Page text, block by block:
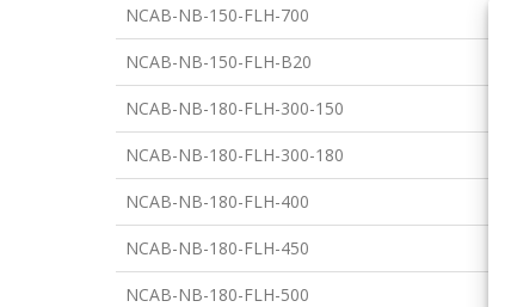
NCAB-NB-150-FLH-700
NCAB-NB-150-FLH-B20
NCAB-NB-180-FLH-300-150
NCAB-NB-180-FLH-300-180
NCAB-NB-180-FLH-400
NCAB-NB-180-FLH-450
NCAB-NB-180-FLH-500